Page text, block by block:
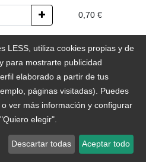
0,70 €
AL CARRITO
to Wishlist
LESS, utiliza cookies propias y de
para mostrarte publicidad
elaborado a partir de tus
páginas visitadas). Puedes
ver más información y configurar
elegir".
Descartar todas Aceptar todo